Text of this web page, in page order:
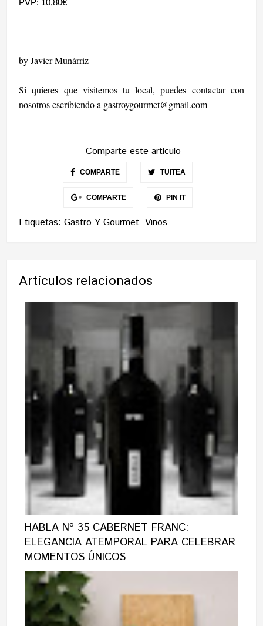
by Javier Munárriz
Si quieres que visitemos tu local, puedes contactar con
nosotros escribiendo a gastroygourmet@gmail.com
Comparte este artículo
COMPARTE TUITEA
COMPARTE PIN IT
Etiquetas:Gastro Y Gourmet Vinos
Artículos relacionados
HABLA Nº 35 CABERNET FRANC:
ELEGANCIA ATEMPORAL PARA CELEBRAR
MOMENTOS ÚNICOS